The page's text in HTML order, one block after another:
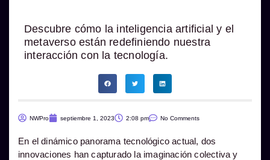
Descubre cómo la inteligencia artificial y el
metaverso están redefiniendo nuestra
interacción con la tecnología.
NWPro septiembre 1, 2023 2:08 pm No Comments
En el dinámico panorama tecnológico actual, dos
innovaciones han capturado la imaginación colectiva y